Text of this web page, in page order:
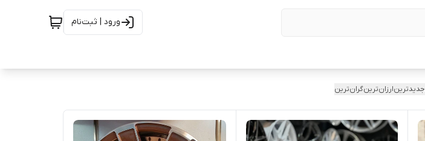
ورود | ثبت‌نام
جدیدترینارزان‌ترینگران‌ترین